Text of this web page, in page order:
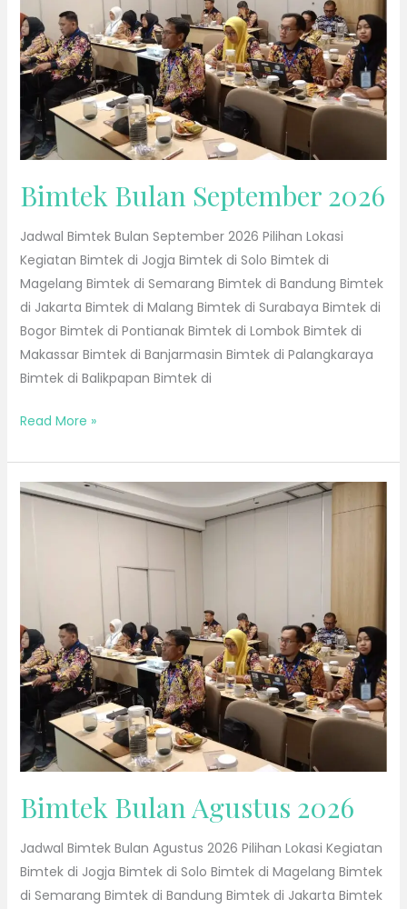
Bimtek Bulan September 2026
Jadwal Bimtek Bulan September 2026 Pilihan Lokasi
Kegiatan Bimtek di Jogja Bimtek di Solo Bimtek di
Magelang Bimtek di Semarang Bimtek di Bandung Bimtek
di Jakarta Bimtek di Malang Bimtek di Surabaya Bimtek di
Bogor Bimtek di Pontianak Bimtek di Lombok Bimtek di
Makassar Bimtek di Banjarmasin Bimtek di Palangkaraya
Bimtek di Balikpapan Bimtek di
Read More »
Bimtek Bulan Agustus 2026
Jadwal Bimtek Bulan Agustus 2026 Pilihan Lokasi Kegiatan
Bimtek di Jogja Bimtek di Solo Bimtek di Magelang Bimtek
di Semarang Bimtek di Bandung Bimtek di Jakarta Bimtek
Bimtek